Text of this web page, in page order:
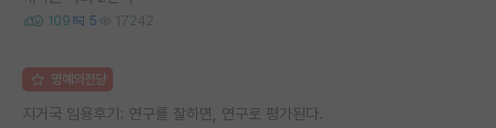
109 5 17242
명예의전당
지거국 임용후기: 연구를 잘하면, 연구로 평가된다.